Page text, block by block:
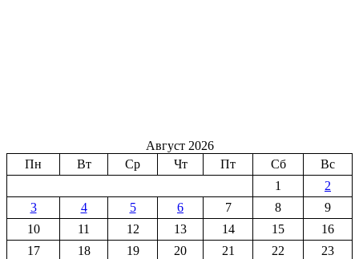
Август 2026
Пн
Вт Ср Чт Пт Сб
Вс
1
2
3
4 5 6 7 8
9
10
11 12 13 14 15
16
17
18 19 20 21 22
23